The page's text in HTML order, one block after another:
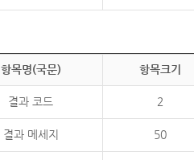
항목명(국문) 항목크기
결과 코드 2
결과 메세지 50